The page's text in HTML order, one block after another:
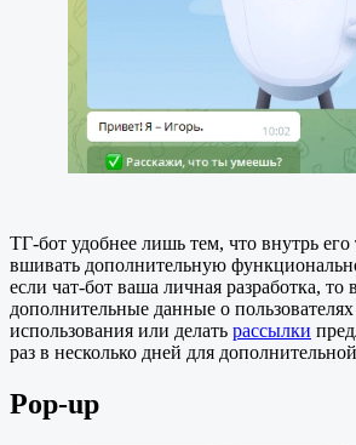
ТГ-бот удобнее лишь тем, что внутрь
вшивать дополнительную
если чат-бот ваша личная разработка,
дополнительные данные о
использования или делать рассылки
раз в несколько дней для
Pop-up